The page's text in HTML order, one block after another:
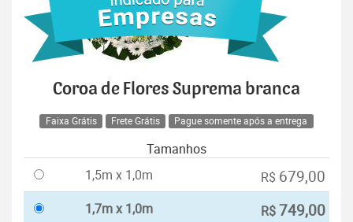
Coroa de Flores Suprema branca
Faixa Grátis Frete Grátis Pague somente após a entrega
Tamanhos
1,5m x 1,0m
R$ 679,00
1,7m x 1,0m R$749,00